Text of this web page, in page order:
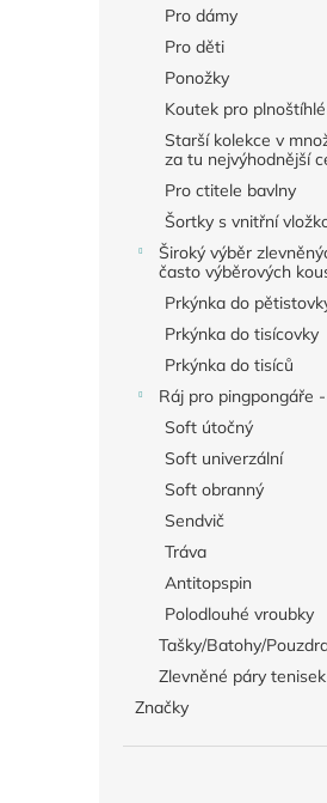
Pro dámy
Pro děti
Ponožky
Koutek pro plnoštíhlé
Starší kolekce v
za tu nejvýhodnější
Pro ctitele bavlny
Šortky s vnitřní
Široký výběr
často výběrových
Prkýnka do
Prkýnka do tisícovky
Prkýnka do tisíců
Ráj pro pingpongáře
Soft útočný
Soft univerzální
Soft obranný
Sendvič
Tráva
Antitopspin
Polodlouhé vroubky
Tašky/Batohy/
Zlevněné páry tenisek
Značky